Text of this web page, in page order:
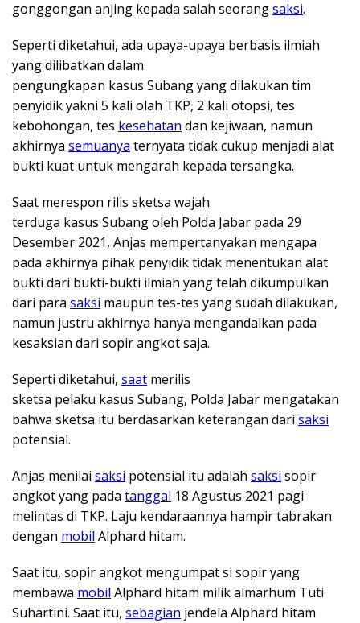
gonggongan anjing kepada salah seorangsaksi.
Seperti diketahui, ada upaya-upaya berbasis ilmiah
yang dilibatkan dalam
pengungkapan kasus Subang yang dilakukan tim
penyidik yakni 5 kali olah TKP, 2 kali otopsi, tes
kebohongan, tes kesehatan dan kejiwaan, namun
akhirnya semuanya ternyata tidak cukup menjadi alat
bukti kuat untuk mengarah kepada tersangka.
Saat merespon rilis sketsa wajah
terduga kasus Subang oleh Polda Jabar pada 29
Desember 2021, Anjas mempertanyakan mengapa
pada akhirnya pihak penyidik tidak menentukan alat
bukti dari bukti-bukti ilmiah yang telah dikumpulkan
dari para saksi maupun tes-tes yang sudah dilakukan,
namun justru akhirnya hanya mengandalkan pada
kesaksian dari sopir angkot saja.
Seperti diketahui, saat merilis
sketsa pelaku kasus Subang, Polda Jabar mengatakan
bahwa sketsa itu berdasarkan keterangan dari saksi
potensial.
Anjas menilai saksi potensial itu adalah saksi sopir
angkot yang pada tanggal 18 Agustus 2021 pagi
melintas di TKP. Laju kendaraannya hampir tabrakan
dengan mobil Alphard hitam.
Saat itu, sopir angkot mengumpat si sopir yang
membawa mobil Alphard hitam milik almarhum Tuti
Suhartini. Saat itu, sebagian jendela Alphard hitam